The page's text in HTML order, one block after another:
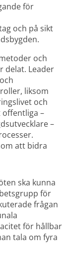
för
och på sikt
och
delat. Leader
liksom
och
offentliga –
–
att bidra
ska kunna
för
frågan
för hållbar
tala om fyra